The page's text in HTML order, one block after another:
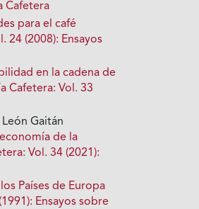
Cafetera
para el café
24 (2008): Ensayos
en la cadena de
Cafetera: Vol. 33
Gaitán
de la
Vol. 34 (2021):
Países de Europa
Ensayos sobre